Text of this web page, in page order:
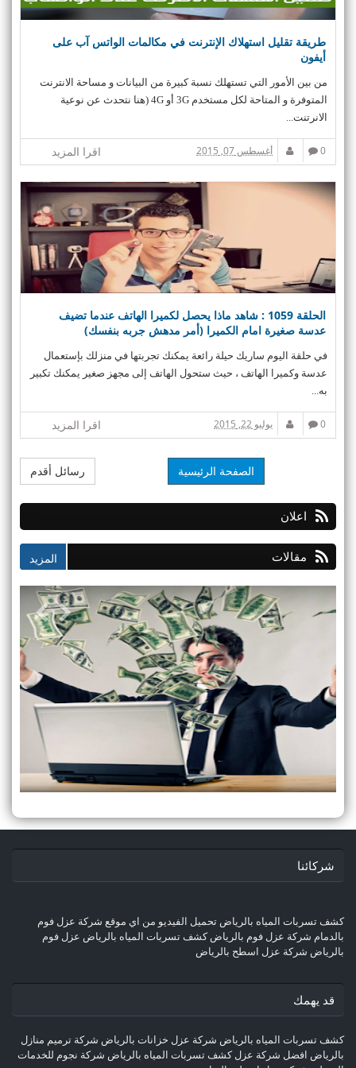
n
طريقة تقليل استهلاك الإنترنت في مكالمات الواتس آب على
أيفون
من بين الأمور التي تستهلك نسبة كبيرة من البيانات و مساحة الانترنت
المتوفرة و المتاحة لكل مستخدم 3G أو 4G (هنا نتحدث عن نوعية
الانرتنت...
اقرا المزيد 0 أغسطس 07, 2015
الحلقة 1059 : شاهد ماذا يحصل لكميرا الهاتف عندما تضيف
عدسة صغيرة امام الكميرا (أمر مدهش جربه بنفسك)
في حلقة اليوم ساريك حيلة رائعة يمكنك تجربتها في منزلك بإستعمال
عدسة وكميرا الهاتف ، حيث ستحول الهاتف إلى مجهز صغير يمكنك تكبير
به...
اقرا المزيد 0 يوليو 22, 2015
رسائل أقدم الصفحة الرئيسية
اعلان
مقالات
شركائنا
كشف تسربات المياه بالرياض تحميل الفيديو من اي موقع شركة عزل فوم
بالدمام شركة عزل فوم بالرياض كشف تسربات المياه بالرياض عزل فوم
بالرياض شركة عزل اسطح بالرياض
قد يهمك
كشف تسربات المياه بالرياض شركة عزل خزانات بالرياض شركة ترميم منازل
بالرياض افضل شركة عزلكشف تسربات المياه بالرياض شركة نجوم للخدمات